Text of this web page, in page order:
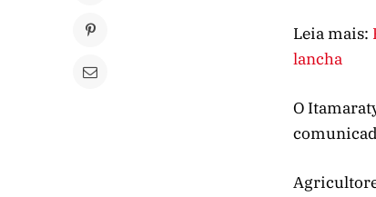
Leia mais:
lancha
O